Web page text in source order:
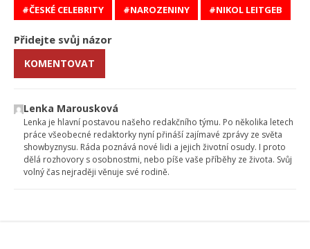
ČESKÉ CELEBRITY NAROZENINY NIKOL LEITGEB
Přidejte svůj názor
KOMENTOVAT
Lenka Marousková
Lenka je hlavní postavou našeho redakčního týmu. Po několika letech
práce všeobecné redaktorky nyní přináší zajímavé zprávy ze světa
showbyznysu. Ráda poznává nové lidi a jejich životní osudy. I proto
dělá rozhovory s osobnostmi, nebo píše vaše příběhy ze života. Svůj
volný čas nejraději věnuje své rodině.